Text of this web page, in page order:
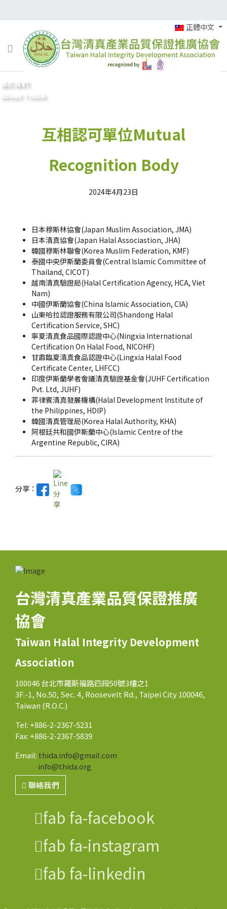
正體中文
關於我們
About THIDA
互相認可單位Mutual
Recognition Body
2024年4月23日
日本穆斯林協會(Japan Muslim Association, JMA)
日本清真協會(Japan Halal Associastion, JHA)
韓國穆斯林聯會(Korea Muslim Federation, KMF)
泰國中央伊斯蘭委員會(Central Islamic Committee of
Thailand, CICOT)
越南清真驗證局(Halal Certification Agency, HCA, Viet
Nam)
中國伊斯蘭協會(China Islamic Association, CIA)
山東哈拉認證服務有限公司(Shandong Halal
Certification Service, SHC)
寧夏清真食品國際認證中心(Ningxia International
Certification On Halal Food, NICOHF)
甘肅臨夏清真食品認證中心(Lingxia Halal Food
Certificate Center, LHFCC)
印度伊斯蘭學者會議清真驗證基金會(JUHF Certification
Pvt. Ltd, JUHF)
菲律賓清真發展機構(Halal Development Institute of
the Philippines, HDIP)
韓國清真管理局(Korea Halal Authority, KHA)
阿根廷共和國伊斯蘭中心(Islamic Centre of the
Argentine Republic, CIRA)
分享：
台灣清真產業品質保證推廣
協會
Taiwan Halal Integrity Development
Association
100046 台北市羅斯福路四段50號3樓之1
3F.-1, No.50, Sec. 4, Roosevelt Rd., Taipei City 100046,
Taiwan (R.O.C.)
Tel: +886-2-2367-5231
Fax: +886-2-2367-5839
Email: thida.info@gmail.com
info@thida.org
聯絡我們
fab fa-facebook
fab fa-instagram
fab fa-linkedin